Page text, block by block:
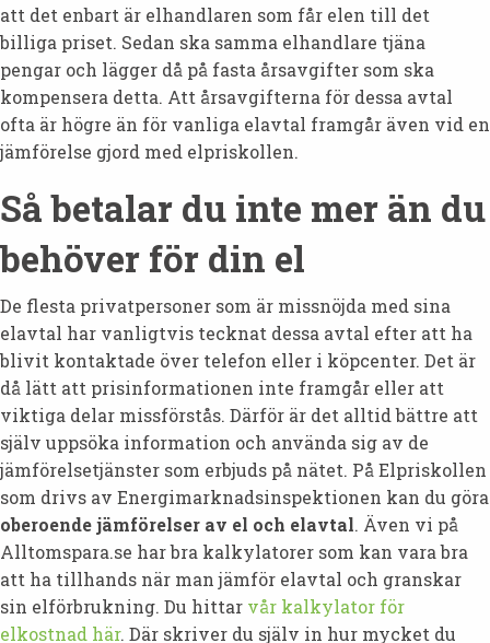
att det enbart är elhandlaren som får elen till det
billiga priset. Sedan ska samma elhandlare tjäna
pengar och lägger då på fasta årsavgifter som ska
kompensera detta. Att årsavgifterna för dessa avtal
ofta är högre än för vanliga elavtal framgår även vid en
jämförelse gjord med elpriskollen.
Så betalar du inte mer än du
behöver för din el
De flesta privatpersoner som är missnöjda med sina
elavtal har vanligtvis tecknat dessa avtal efter att ha
blivit kontaktade över telefon eller i köpcenter. Det är
då lätt att prisinformationen inte framgår eller att
viktiga delar missförstås. Därför är det alltid bättre att
själv uppsöka information och använda sig av de
jämförelsetjänster som erbjuds på nätet. På Elpriskollen
som drivs av Energimarknadsinspektionen kan du göra
oberoende jämförelser av el och elavtal. Även vi på
Alltomspara.se har bra kalkylatorer som kan vara bra
att ha tillhands när man jämför elavtal och granskar
sin elförbrukning. Du hittar vår kalkylator för
elkostnad här. Där skriver du själv in hur mycket du